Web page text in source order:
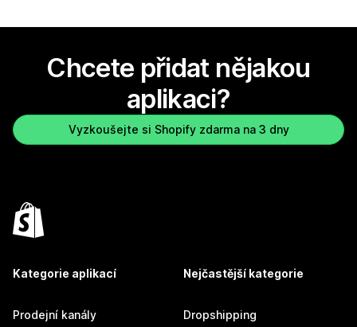
Chcete přidat nějakou
aplikaci?
Vyzkoušejte si Shopify zdarma na 3 dny
Kategorie aplikací
Prodejní kanály
Nejčastější kategorie
Dropshipping